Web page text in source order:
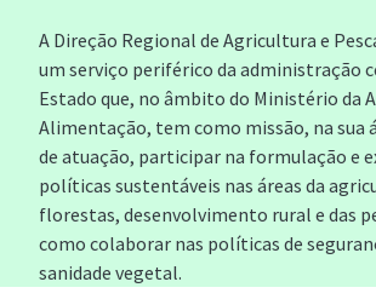
A Direção Regional de Agricultura e
um serviço periférico da administração
Estado que, no âmbito do Ministério da
Alimentação, tem como missão, na sua
de atuação, participar na formulação e
políticas sustentáveis nas áreas da
florestas, desenvolvimento rural e das
como colaborar nas políticas de
sanidade vegetal.